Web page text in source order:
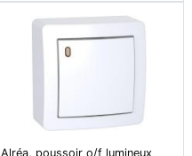
Alréa, poussoir o/f lumineux